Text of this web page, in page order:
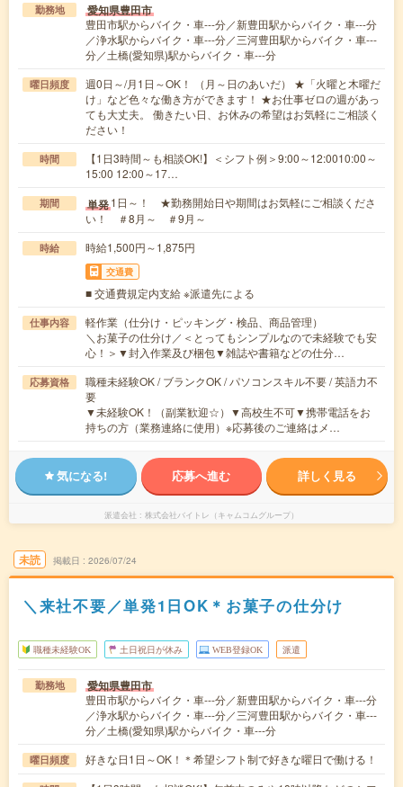
勤務地 愛知県豊田市
豊田市駅からバイク・車---分／新豊田駅からバイク・車---分
／浄水駅からバイク・車---分／三河豊田駅からバイク・車---
分／土橋(愛知県)駅からバイク・車---分
曜日頻度
週0日～/月1日～OK！ （月～日のあいだ） ★「火曜と木曜だ
け」など色々な働き方ができます！ ★お仕事ゼロの週があっ
ても大丈夫。 働きたい日、お休みの希望はお気軽にご相談く
ださい！
時間
【1日3時間～も相談OK!】＜シフト例＞9:00～12:0010:00～
15:00 12:00～17…
期間 単発1日～！ ★勤務開始日や期間はお気軽にご相談くださ
い！ ＃8月～ ＃9月～
時給 時給1,500円～1,875円
交通費
■ 交通費規定内支給 ※派遣先による
仕事内容
軽作業（仕分け・ピッキング・検品、商品管理）
＼お菓子の仕分け／＜とってもシンプルなので未経験でも安
心！＞▼封入作業及び梱包▼雑誌や書籍などの仕分…
応募資格
職種未経験OK / ブランクOK / パソコンスキル不要 / 英語力不
要
▼未経験OK！（副業歓迎☆）▼高校生不可▼携帯電話をお
持ちの方（業務連絡に使用）※応募後のご連絡はメ…
気になる! 応募へ進む 詳しく見る
派遣会社 株式会社バイトレ（キャムコムグループ）
未読 掲載日 2026/07/24
＼来社不要／単発1日OK＊お菓子の仕分け
職種未経験OK 土日祝日が休み WEB登録OK 派遣
勤務地 愛知県豊田市
豊田市駅からバイク・車---分／新豊田駅からバイク・車---分
／浄水駅からバイク・車---分／三河豊田駅からバイク・車---
分／土橋(愛知県)駅からバイク・車---分
曜日頻度 好きな日1日～OK！＊希望シフト制で好きな曜日で働ける！